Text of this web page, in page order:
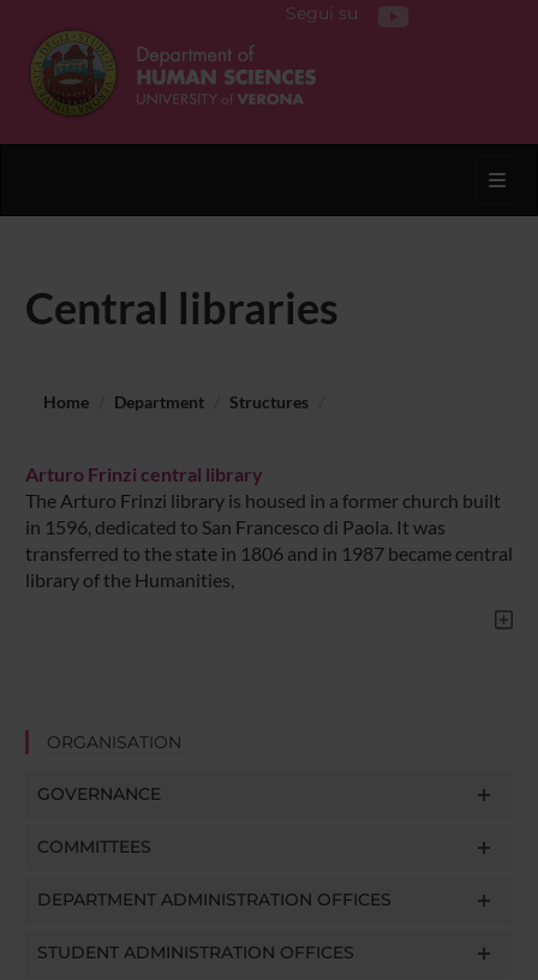
Segui su
Central libraries
Home Department Structures
Arturo Frinzi central library
The Arturo Frinzi library is housed in a former church built
in 1596, dedicated to San Francesco di Paola. It was
transferred to the state in 1806 and in 1987 became central
library of the Humanities,
ORGANISATION
GOVERNANCE
COMMITTEES
DEPARTMENT ADMINISTRATION OFFICES
STUDENT ADMINISTRATION OFFICES